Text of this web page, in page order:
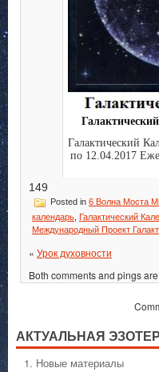
Галактический
по 12.04.2017
149
Posted in 6 Волна Моста
календарь Галактический
Международный Проект
« Урок духовности
Both comments and pings
АКТУАЛЬНАЯ
1. Hовые материалы